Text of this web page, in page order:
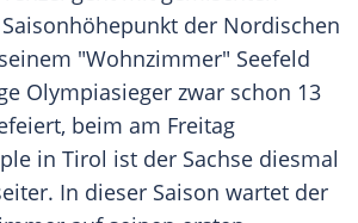
Saisonhöhepunkt der Nordischen
"Wohnzimmer" Seefeld
Olympiasieger zwar schon 13
beim am Freitag
in Tirol ist der Sachse diesmal
In dieser Saison wartet der